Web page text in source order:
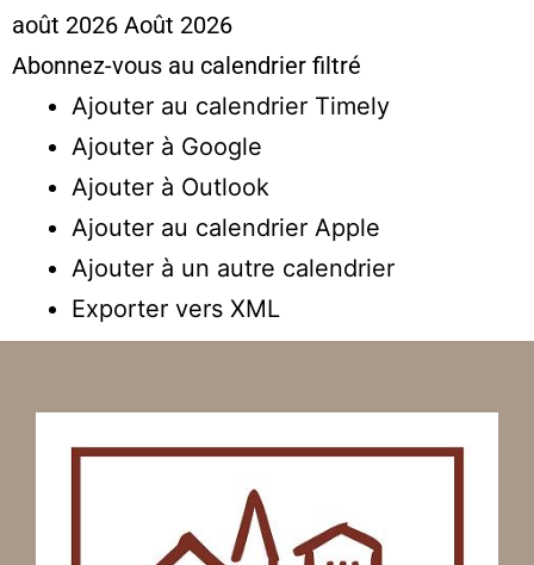
août 2026 Août 2026
Abonnez-vous au calendrier filtré
Ajouter au calendrier Timely
Ajouter à Google
Ajouter à Outlook
Ajouter au calendrier Apple
Ajouter à un autre calendrier
Exporter vers XML